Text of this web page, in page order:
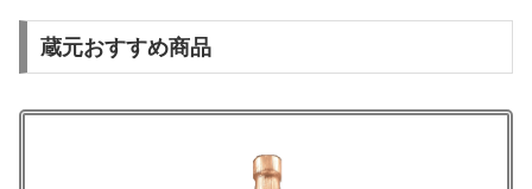
蔵元おすすめ商品